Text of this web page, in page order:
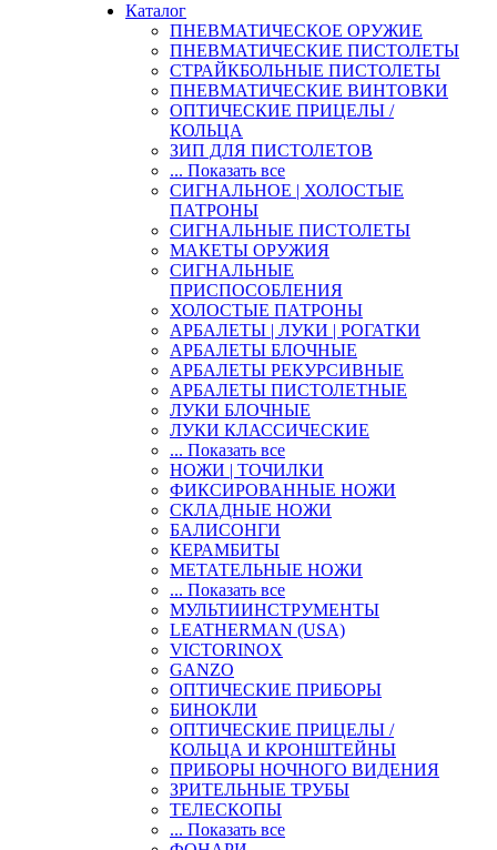
Каталог
ПНЕВМАТИЧЕСКОЕ ОРУЖИЕ
ПНЕВМАТИЧЕСКИЕ ПИСТОЛЕТЫ
СТРАЙКБОЛЬНЫЕ ПИСТОЛЕТЫ
ПНЕВМАТИЧЕСКИЕ ВИНТОВКИ
ОПТИЧЕСКИЕ ПРИЦЕЛЫ /
КОЛЬЦА
ЗИП ДЛЯ ПИСТОЛЕТОВ
... Показать все
СИГНАЛЬНОЕ | ХОЛОСТЫЕ
ПАТРОНЫ
СИГНАЛЬНЫЕ ПИСТОЛЕТЫ
МАКЕТЫ ОРУЖИЯ
СИГНАЛЬНЫЕ
ПРИСПОСОБЛЕНИЯ
ХОЛОСТЫЕ ПАТРОНЫ
АРБАЛЕТЫ | ЛУКИ | РОГАТКИ
АРБАЛЕТЫ БЛОЧНЫЕ
АРБАЛЕТЫ РЕКУРСИВНЫЕ
АРБАЛЕТЫ ПИСТОЛЕТНЫЕ
ЛУКИ БЛОЧНЫЕ
ЛУКИ КЛАССИЧЕСКИЕ
... Показать все
НОЖИ | ТОЧИЛКИ
ФИКСИРОВАННЫЕ НОЖИ
СКЛАДНЫЕ НОЖИ
БАЛИСОНГИ
КЕРАМБИТЫ
МЕТАТЕЛЬНЫЕ НОЖИ
... Показать все
МУЛЬТИИНСТРУМЕНТЫ
LEATHERMAN (USA)
VICTORINOX
GANZO
ОПТИЧЕСКИЕ ПРИБОРЫ
БИНОКЛИ
ОПТИЧЕСКИЕ ПРИЦЕЛЫ /
КОЛЬЦА И КРОНШТЕЙНЫ
ПРИБОРЫ НОЧНОГО ВИДЕНИЯ
ЗРИТЕЛЬНЫЕ ТРУБЫ
ТЕЛЕСКОПЫ
... Показать все